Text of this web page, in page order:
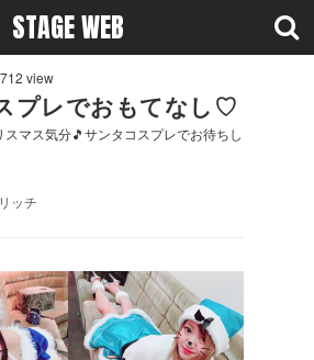
STAGE WEB
view
プレでおもてなし♡
マス気分🎵サンタコスプレでお待ちし
ッチ